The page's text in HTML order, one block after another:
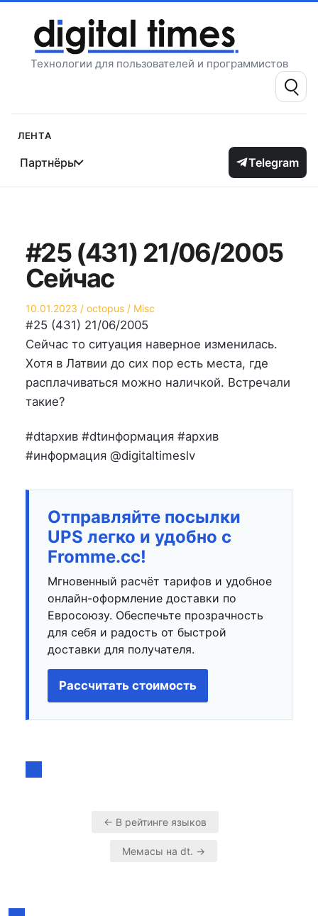
содержимому
Технологии для пользователей и программистов
Поиск:
Лента
Партнёры Telegram
#25 (431) 21/06/2005
Сейчас
Опубликовано
на
10.01.2023 Автор
octopus
Опубликовано
в
Misc
#25 (431) 21/06/2005
Сейчас то ситуация наверное изменилась.
Хотя в Латвии до сих пор есть места, где
расплачиваться можно наличкой. Встречали
такие?
#dtархив #dtинформация #архив
#информация @digitaltimeslv
Отправляйте посылки
UPS легко и удобно с
Fromme.cc!
Мгновенный расчёт тарифов и удобное
онлайн-оформление доставки по
Евросоюзу. Обеспечьте прозрачность
для себя и радость от быстрой
доставки для получателя.
Рассчитать стоимость
Навигация
← В рейтинге языков
Мемасы на dt. →